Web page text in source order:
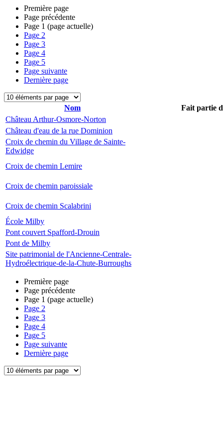
Première page
Page précédente
Page 1 (page actuelle)
Page 2
Page 3
Page 4
Page 5
Page suivante
Dernière page
Nom
Fait partie
Château Arthur-Osmore-Norton
Château d'eau de la rue Dominion
Croix de chemin du Village de Sainte-
Edwidge
Croix de chemin Lemire
Croix de chemin paroissiale
Croix de chemin Scalabrini
École Milby
Pont couvert Spafford-Drouin
Pont de Milby
Site patrimonial de l'Ancienne-Centrale-
Hydroélectrique-de-la-Chute-Burroughs
Première page
Page précédente
Page 1 (page actuelle)
Page 2
Page 3
Page 4
Page 5
Page suivante
Dernière page